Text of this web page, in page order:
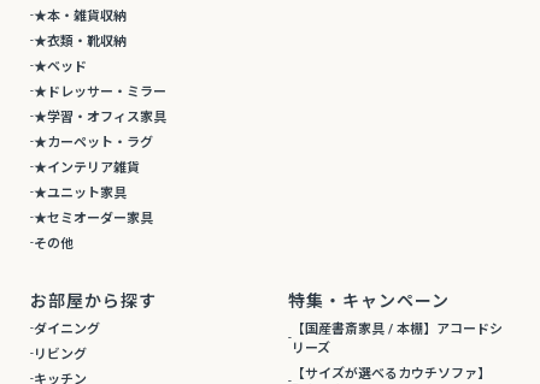
★本・雑貨収納
★衣類・靴収納
★ベッド
★ドレッサー・ミラー
★学習・オフィス家具
★カーペット・ラグ
★インテリア雑貨
★ユニット家具
★セミオーダー家具
その他
お部屋から探す
ダイニング
リビング
キッチン
特集・キャンペーン
【国産書斎家具 / 本棚】アコードシ
リーズ
【サイズが選べるカウチソファ】